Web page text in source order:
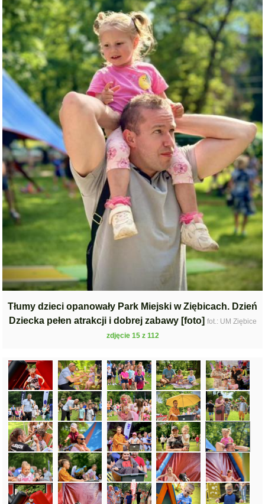
Tłumy dzieci opanowały Park Miejski w Ziębicach. Dzień
Dziecka pełen atrakcji i dobrej zabawy [foto] fot.: UM Ziębice
zdjęcie 15 z 112